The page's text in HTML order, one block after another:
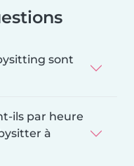
sont
ils par heure
à